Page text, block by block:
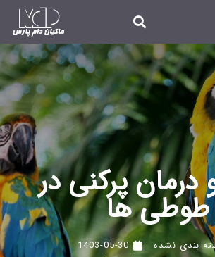
پرکنی در
طوطی ها
بندی نشده
1403-05-30